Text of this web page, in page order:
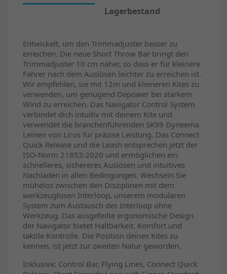
Lagerbestand
Entwickelt, um den Trimmadjuster besser zu
erreichen. Die neue Short Throw Bar bringt den
Trimmadjuster 10 cm näher, so dass er für kleinere
Fahrer nach dem Auslösen leichter zu erreichen ist.
Wir empfehlen, sie mit 12m und kleineren Kites zu
verwenden, um genügend Depower bei starkem
Wind zu erreichen. Das Navigator Control System
verbindet dich intuitiv mit deinem Kite und
verwendet die branchenführenden SK99 Dyneema
Leinen von Liros für präzise Leistung. Das Connect
Quick Release und die Leash entsprechen jetzt der
ISO-Norm 21853:2020 und ermöglichen ein
schnelleres, sichereres Auslösen und intuitives
Nachladen in allen Bedingungen. Wechseln Sie
mühelos zwischen den Disziplinen mit dem
werkzeuglosen Interloop, unserem modularen
System zum Austausch des Interloop ohne
Werkzeug. Das ausgefeilte ergonomische Design
der Navigator bietet Haltbarkeit, Komfort und
taktile Kontrolle. Die Position deines Kites zu
kennen, ist jetzt zur zweiten Natur geworden.
Inklusive: Control Bar, Flying Lines, Connect Quick